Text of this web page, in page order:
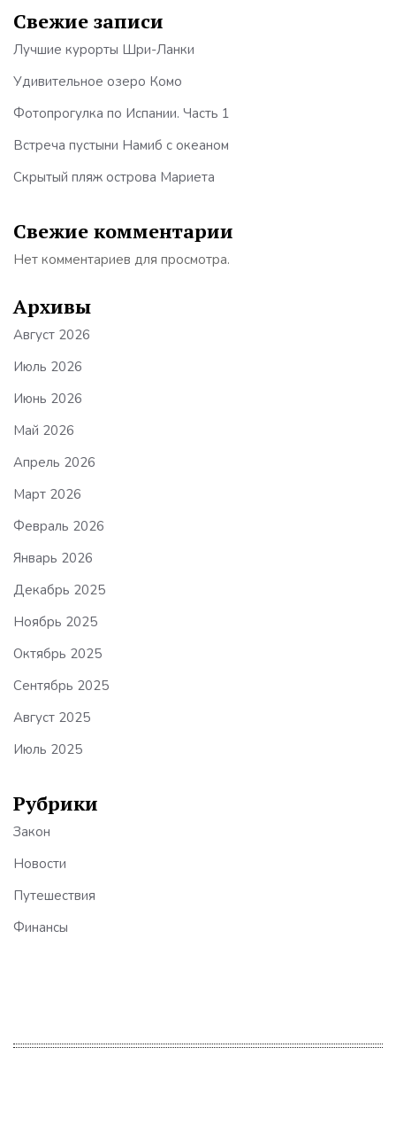
Свежие записи
Лучшие курорты Шри-Ланки
Удивительное озеро Комо
Фотопрогулка по Испании. Часть 1
Встреча пустыни Намиб с океаном
Скрытый пляж острова Мариета
Свежие комментарии
Нет комментариев для просмотра.
Архивы
Август 2026
Июль 2026
Июнь 2026
Май 2026
Апрель 2026
Март 2026
Февраль 2026
Январь 2026
Декабрь 2025
Ноябрь 2025
Октябрь 2025
Сентябрь 2025
Август 2025
Июль 2025
Рубрики
Закон
Новости
Путешествия
Финансы